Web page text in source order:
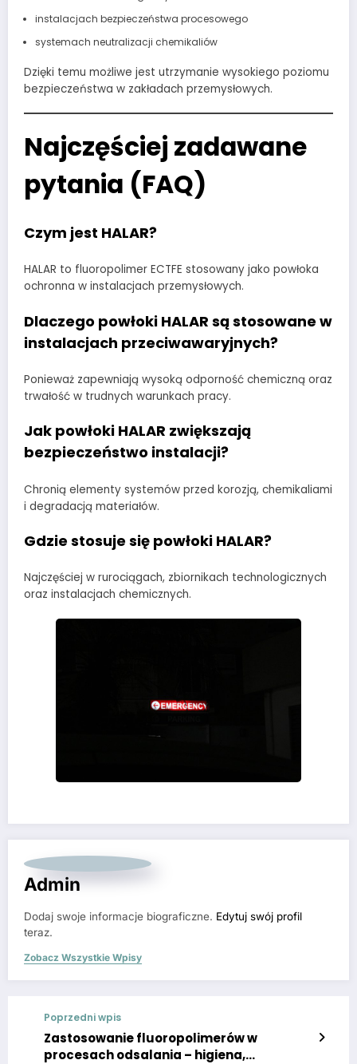
instalacjach bezpieczeństwa procesowego
systemach neutralizacji chemikaliów
Dzięki temu możliwe jest utrzymanie wysokiego poziomu
bezpieczeństwa w zakładach przemysłowych.
Najczęściej zadawane
pytania (FAQ)
Czym jest HALAR?
HALAR to fluoropolimer ECTFE stosowany jako powłoka
ochronna w instalacjach przemysłowych.
Dlaczego powłoki HALAR są stosowane w
instalacjach przeciwawaryjnych?
Ponieważ zapewniają wysoką odporność chemiczną oraz
trwałość w trudnych warunkach pracy.
Jak powłoki HALAR zwiększają
bezpieczeństwo instalacji?
Chronią elementy systemów przed korozją, chemikaliami
i degradacją materiałów.
Gdzie stosuje się powłoki HALAR?
Najczęściej w rurociągach, zbiornikach technologicznych
oraz instalacjach chemicznych.
Admin
Dodaj swoje informacje biograficzne. Edytuj swój profil
teraz.
Zobacz Wszystkie Wpisy
Poprzedni wpis
Zastosowanie fluoropolimerów w
procesach odsalania – higiena,